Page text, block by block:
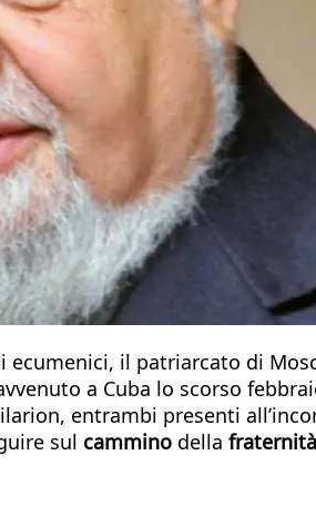
il patriarcato di
a Cuba lo scorso
entrambi presenti
sul cammino della fraternità